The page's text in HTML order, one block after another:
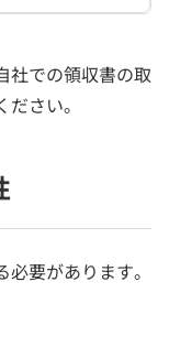
社での領収書の取
さい。
要があります。